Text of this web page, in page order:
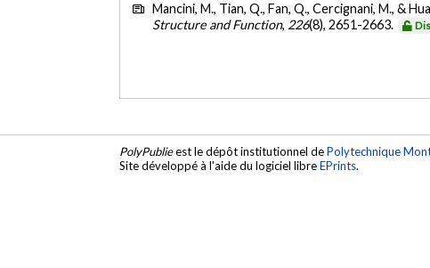
Mancini, M., Tian, Q., Fan, Q., Cercignani, M., &
Structure and Function, 226(8), 2651-2663.
PolyPublieest le dépôt institutionnel dePolytechnique
Site développé à l'aide du logiciel libreEPrints.